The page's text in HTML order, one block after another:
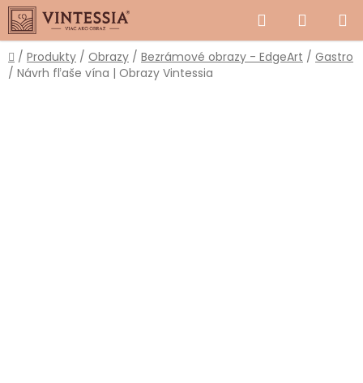
Prejsť
na
obsah
Hľadať
KOŠÍK
Domov
/ Produkty / Obrazy / Bezrámové obrazy - EdgeArt / Gastro
/ Návrh fľaše vína | Obrazy Vintessia